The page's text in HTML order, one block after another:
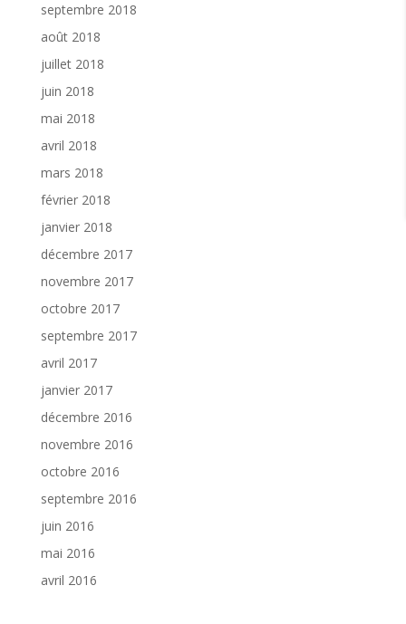
destin et la vie de cesfemmes gagnent à être
connus et davantage médiatisés. Pour moi, elles
sont les exemples del’étincelle vibrante que chaque
femme porte en elle et à laquelle elle donnera
septembre 2018
août 2018
juillet 2018
juin 2018
mai 2018
avril 2018
mars 2018
février 2018
janvier 2018
décembre 2017
novembre 2017
octobre 2017
septembre 2017
avril 2017
janvier 2017
décembre 2016
novembre 2016
octobre 2016
septembre 2016
juin 2016
mai 2016
avril 2016